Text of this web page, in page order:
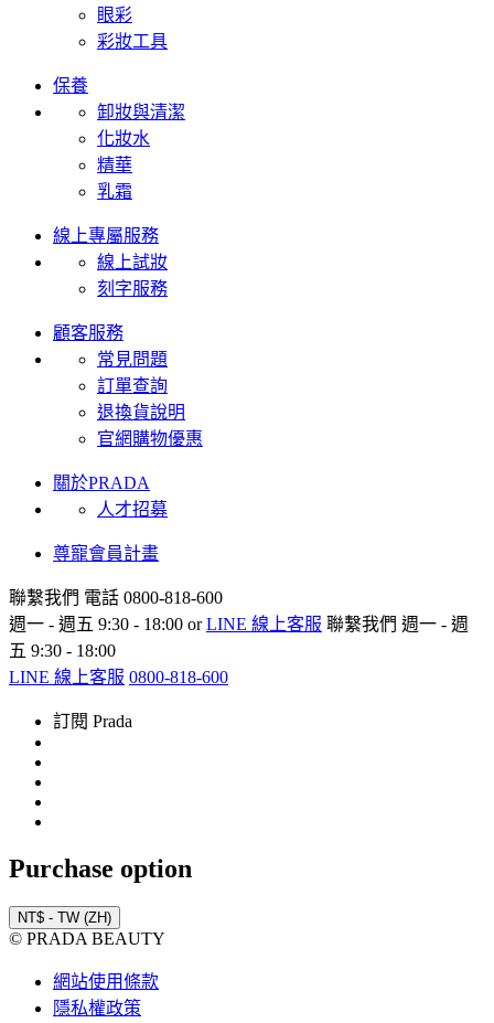
眼彩
彩妝工具
保養
卸妝與清潔
化妝水
精華
乳霜
線上專屬服務
線上試妝
刻字服務
顧客服務
常見問題
訂單查詢
退換貨說明
官網購物優惠
關於PRADA
人才招募
尊寵會員計畫
聯繫我們 電話 0800-818-600
週一 - 週五 9:30 - 18:00 orLINE 線上客服 聯繫我們 週一 - 週
五 9:30 - 18:00
LINE 線上客服 0800-818-600
訂閱 Prada
Purchase option
NT$ - TW (ZH)
© PRADA BEAUTY
網站使用條款
隱私權政策